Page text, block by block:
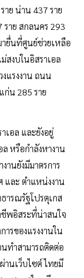
าย น่าน 437 ราย
ราย สกลนคร 293
ายื่นที่ศูนย์ช่วยเหลือ
สงบในอิสราเอล
งแรงงาน ถนน
ก่น 285 ราย
เอล และยังอยู่
หรือกำลังหางาน
านยังมีมาตรการ
และ ตำแหน่งงาน
ารณรัฐโปรตุเกส
ชีพอิสระที่น่าสนใจ
ารของแรงงานใน
ทำสามารถติดต่อ
านเว็บไซต์ ไทยมี